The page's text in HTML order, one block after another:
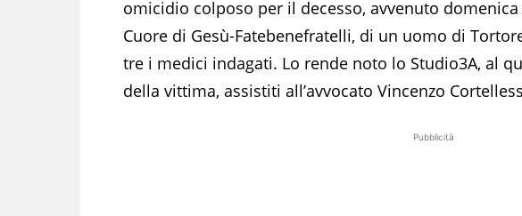
omicidio colposo per il decesso, avvenuto domenica
Cuore di Gesù-Fatebenefratelli, di un uomo di
tre i medici indagati. Lo rende noto lo Studio3A, al
della vittima, assistiti all’avvocato Vincenzo
Pubblicità